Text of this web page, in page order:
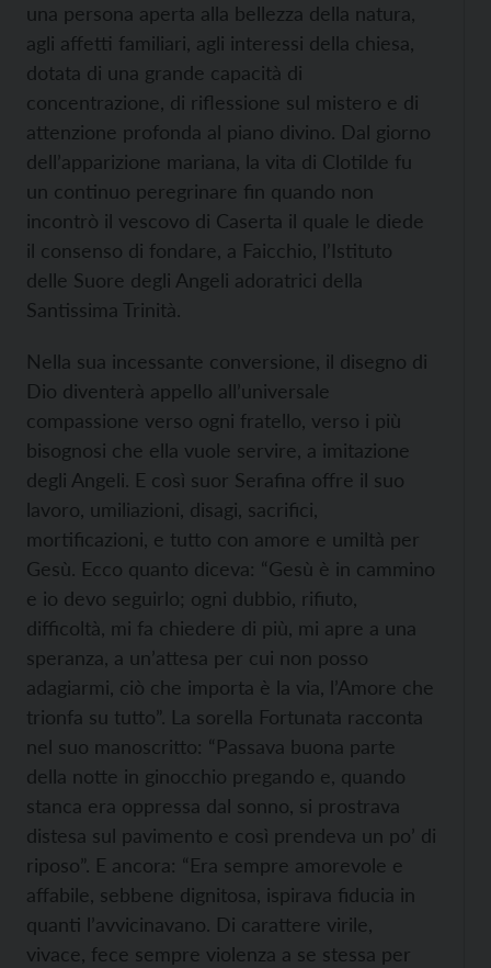
una persona aperta alla bellezza della natura,
agli affetti familiari, agli interessi della chiesa,
dotata di una grande capacità di
concentrazione, di riflessione sul mistero e di
attenzione profonda al piano divino. Dal giorno
dell’apparizione mariana, la vita di Clotilde fu
un continuo peregrinare fin quando non
incontrò il vescovo di Caserta il quale le diede
il consenso di fondare, a Faicchio, l’Istituto
delle Suore degli Angeli adoratrici della
Santissima Trinità.
Nella sua incessante conversione, il disegno di
Dio diventerà appello all’universale
compassione verso ogni fratello, verso i più
bisognosi che ella vuole servire, a imitazione
degli Angeli. E così suor Serafina offre il suo
lavoro, umiliazioni, disagi, sacrifici,
mortificazioni, e tutto con amore e umiltà per
Gesù. Ecco quanto diceva: “Gesù è in cammino
e io devo seguirlo; ogni dubbio, rifiuto,
difficoltà, mi fa chiedere di più, mi apre a una
speranza, a un’attesa per cui non posso
adagiarmi, ciò che importa è la via, l’Amore che
trionfa su tutto”. La sorella Fortunata racconta
nel suo manoscritto: “Passava buona parte
della notte in ginocchio pregando e, quando
stanca era oppressa dal sonno, si prostrava
distesa sul pavimento e così prendeva un po’ di
riposo”. E ancora: “Era sempre amorevole e
affabile, sebbene dignitosa, ispirava fiducia in
quanti l’avvicinavano. Di carattere virile,
vivace, fece sempre violenza a se stessa per